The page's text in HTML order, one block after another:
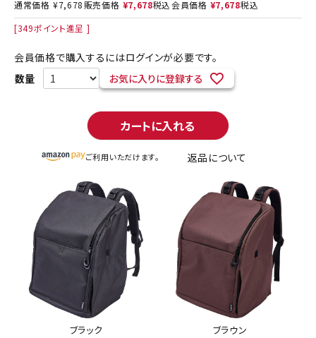
通常価格 ¥7,678 販売価格 ¥7,678税込会員価格 ¥7,678税込
[349ポイント進呈 ]
会員価格で購入するにはログインが必要です。
お気に入りに登録する
カートに入れる
ご利用いただけます。 返品について
ブラック ブラウン